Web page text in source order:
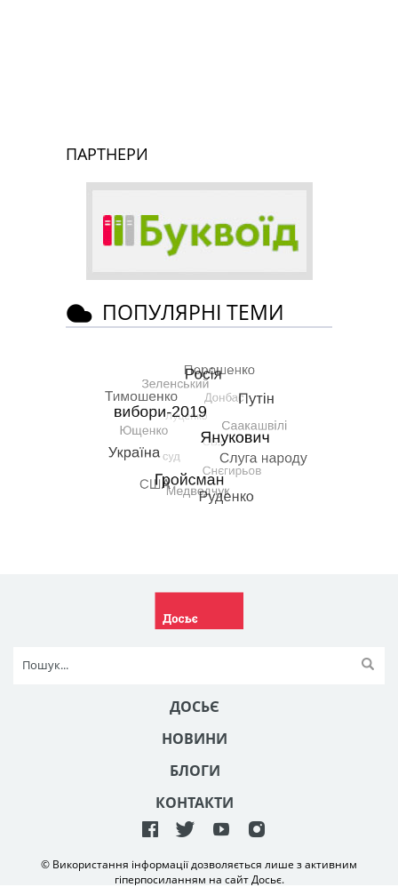
ПАРТНЕРИ
ПОПУЛЯРНІ ТЕМИ
ДОСЬЄ
НОВИНИ
БЛОГИ
КОНТАКТИ
© Використання інформації дозволяється лише з активним
гіперпосиланням на сайт Досьє.